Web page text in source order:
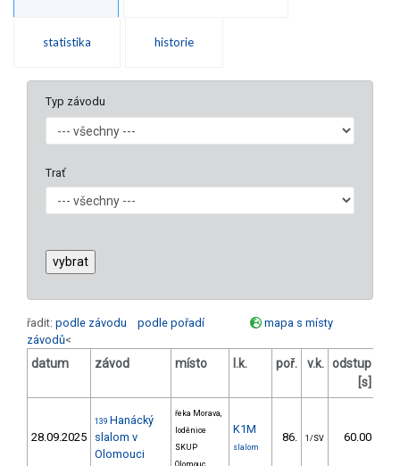
statistika historie
Typ závodu
Trať
řadit: podle závodu podle pořadí
mapa s místy
závodů<
datum závod místo l.k. poř. v.k. odstup
[s]
28.09.2025
139 Hanácký
slalom v
Olomouci
řeka Morava,
loděnice
SKUP
K1M
slalom
86. 1/SV 60.00